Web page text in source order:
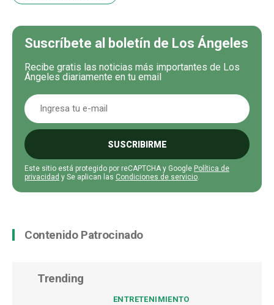
Suscríbete al boletín de Los Ángeles
Recibe gratis las noticias más importantes de Los
Ángeles diariamente en tu email
SUSCRIBIRME
Este sitio está protegido por reCAPTCHA y Google Política de
privacidad y Se aplican las Condiciones de servicio.
Contenido Patrocinado
Trending
ENTRETENIMIENTO